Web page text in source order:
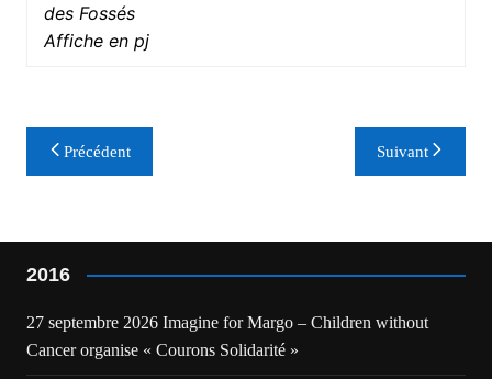
des Fossés
Affiche en pj
Navigation
de
Précédent Suivant
2016
27 septembre 2026 Imagine for Margo – Children without
Cancer organise « Courons Solidarité »